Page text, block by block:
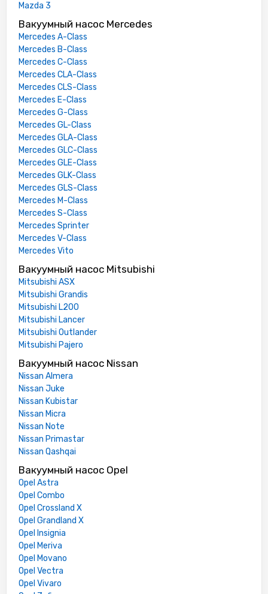
Mazda 3
Вакуумный насос Mercedes
Mercedes A-Class
Mercedes B-Class
Mercedes C-Class
Mercedes CLA-Class
Mercedes CLS-Class
Mercedes E-Class
Mercedes G-Class
Mercedes GL-Class
Mercedes GLA-Class
Mercedes GLC-Class
Mercedes GLE-Class
Mercedes GLK-Class
Mercedes GLS-Class
Mercedes M-Class
Mercedes S-Class
Mercedes Sprinter
Mercedes V-Class
Mercedes Vito
Вакуумный насос Mitsubishi
Mitsubishi ASX
Mitsubishi Grandis
Mitsubishi L200
Mitsubishi Lancer
Mitsubishi Outlander
Mitsubishi Pajero
Вакуумный насос Nissan
Nissan Almera
Nissan Juke
Nissan Kubistar
Nissan Micra
Nissan Note
Nissan Primastar
Nissan Qashqai
Вакуумный насос Opel
Opel Astra
Opel Combo
Opel Crossland X
Opel Grandland X
Opel Insignia
Opel Meriva
Opel Movano
Opel Vectra
Opel Vivaro